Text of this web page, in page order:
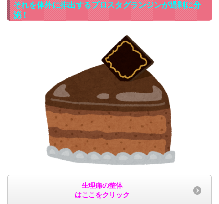
それを体外に排出するプロスタグランジンが過剰に分
泌！
生理痛の整体
はここをクリック